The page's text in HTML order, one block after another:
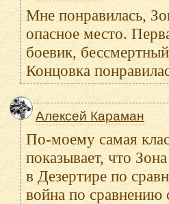
Мне понравилась,
опасное место.
боевик,
Концовка
Алексей Караман
По-моему самая
показывает, что
в Дезертире по
война по сравнению